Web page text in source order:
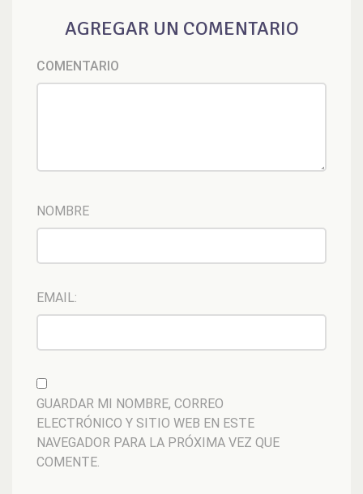
AGREGAR UN COMENTARIO
COMENTARIO
NOMBRE
EMAIL:
GUARDAR MI NOMBRE, CORREO
ELECTRÓNICO Y SITIO WEB EN ESTE
NAVEGADOR PARA LA PRÓXIMA VEZ QUE
COMENTE.